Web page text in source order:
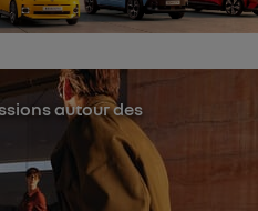
autour des